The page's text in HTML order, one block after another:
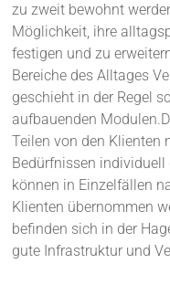
zu zweit bewohnt
Möglichkeit, ihre
festigen und zu
Bereiche des Alltages
geschieht in der Regel
aufbauenden
Teilen von den Klienten
Bedürfnissen
können in Einzelfällen
Klienten übernommen
befinden sich in der
gute Infrastruktur und